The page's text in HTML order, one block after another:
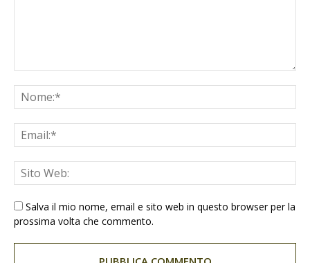
Salva il mio nome, email e sito web in questo browser per la
prossima volta che commento.